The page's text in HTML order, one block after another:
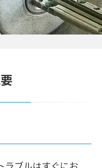
ラブルはすぐにお